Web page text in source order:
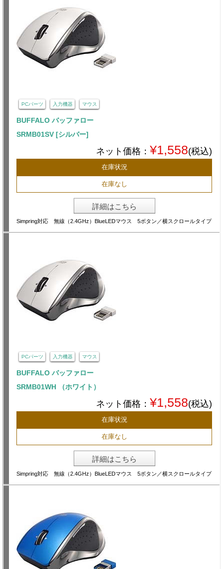
PCパーツ 入力機器 マウス
BUFFALO バッファロー
SRMB01SV [シルバー]
ネット価格： ¥1,558(税込)
在庫状況
在庫なし
詳細はこちら
Simpring対応 無線（2.4GHz）BlueLEDマウス 5ボタン／横スクロールタイプ
PCパーツ 入力機器 マウス
BUFFALO バッファロー
SRMB01WH （ホワイト）
ネット価格： ¥1,558(税込)
在庫状況
在庫なし
詳細はこちら
Simpring対応 無線（2.4GHz）BlueLEDマウス 5ボタン／横スクロールタイプ